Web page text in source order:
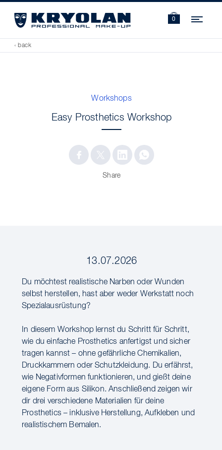
0
‹ back
Workshops
Easy Prosthetics Workshop
Share
13.07.2026
Du möchtest realistische Narben oder Wunden
selbst herstellen, hast aber weder Werkstatt noch
Spezialausrüstung?
In diesem Workshop lernst du Schritt für Schritt,
wie du einfache Prosthetics anfertigst und sicher
tragen kannst – ohne gefährliche Chemikalien,
Druckkammern oder Schutzkleidung. Du erfährst,
wie Negativformen funktionieren, und gießt deine
eigene Form aus Silikon. Anschließend zeigen wir
dir drei verschiedene Materialien für deine
Prosthetics – inklusive Herstellung, Aufkleben und
realistischem Bemalen.